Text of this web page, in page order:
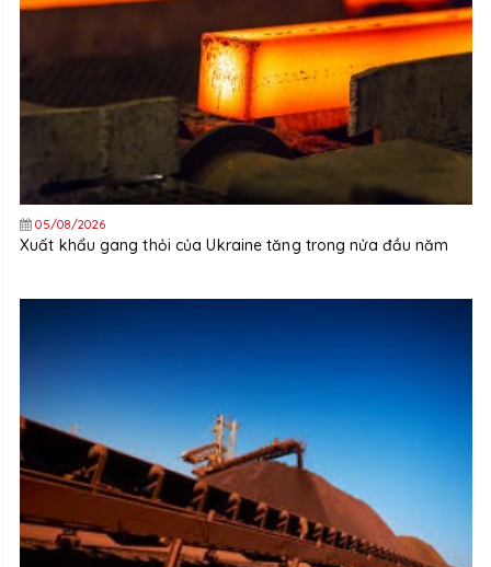
05/08/2026
Xuất khẩu gang thỏi của Ukraine tăng trong nửa đầu năm